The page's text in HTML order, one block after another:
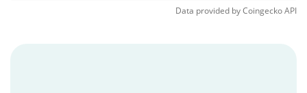
Data provided byCoingeckoAPI